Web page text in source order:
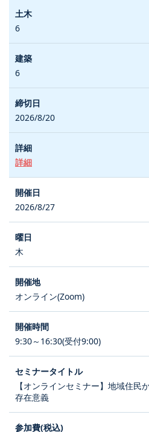
6
6
2026/8/20
詳細
2026/8/27
木
オンライン(Zoom)
9:30～16:30(受付9:00)
【オンラインセミナー】地域住民
存在意義